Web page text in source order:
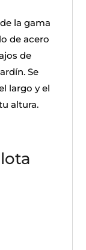
de la gama
de acero
de
Se
largo y el
altura.